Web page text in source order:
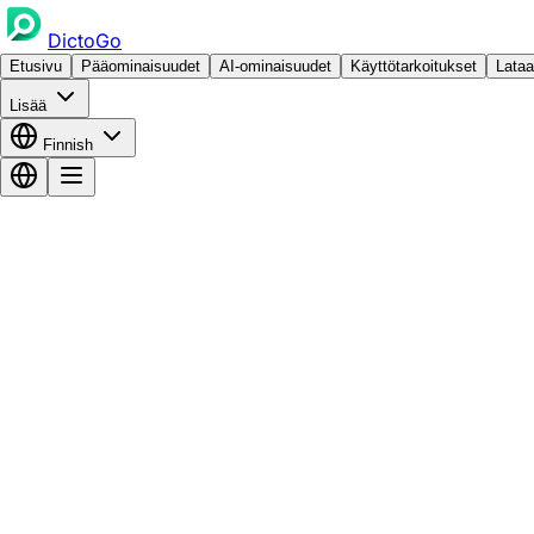
DictoGo
Etusivu Pääominaisuudet AI-ominaisuudet Käyttötarkoitukset Lataa
Lisää
Finnish